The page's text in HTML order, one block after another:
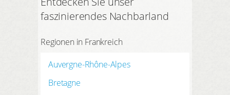
faszinierendes Nachbarland
Regionen in Frankreich
Auvergne-Rhône-Alpes
Bretagne